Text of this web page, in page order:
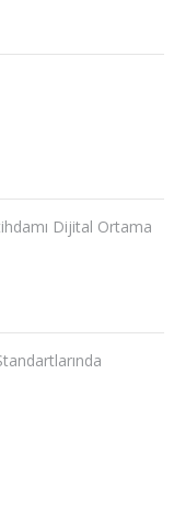
Dijital Ortama